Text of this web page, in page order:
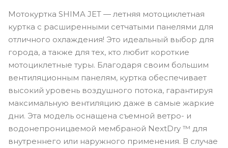
Мотокуртка SHIMA JET — летняя мотоциклетная
куртка с расширенными сетчатыми панелями для
отличного охлаждения! Это идеальный выбор для
города, а также для тех, кто любит короткие
мотоциклетные туры. Благодаря своим большим
вентиляционным панелям, куртка обеспечивает
высокий уровень воздушного потока, гарантируя
максимальную вентиляцию даже в самые жаркие
дни. Эта модель оснащена съемной ветро- и
водонепроницаемой мембраной NextDry ™ для
внутреннего или наружного применения. В случае